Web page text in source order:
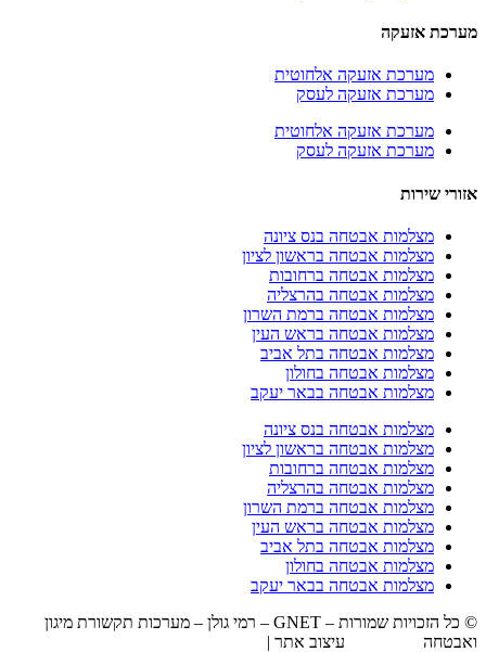
אזעקה
מערכת אזעקה אלחוטית
מערכת אזעקה לעסק
מערכת אזעקה אלחוטית
מערכת אזעקה לעסק
שירות
מצלמות אבטחה בנס ציונה
מצלמות אבטחה בראשון לציון
מצלמות אבטחה ברחובות
מצלמות אבטחה בהרצליה
מצלמות אבטחה ברמת השרון
מצלמות אבטחה בראש העין
מצלמות אבטחה בתל אביב
מצלמות אבטחה בחולון
מצלמות אבטחה בבאר יעקב
מצלמות אבטחה בנס ציונה
מצלמות אבטחה בראשון לציון
מצלמות אבטחה ברחובות
מצלמות אבטחה בהרצליה
מצלמות אבטחה ברמת השרון
מצלמות אבטחה בראש העין
מצלמות אבטחה בתל אביב
מצלמות אבטחה בחולון
מצלמות אבטחה בבאר יעקב
© כל הזכויות שמורות – GNET – רמי גולן – מערכות תקשורת מיגון
BrandWiz עיצוב אתר | חברת קידום אתרים אורגני U Digital